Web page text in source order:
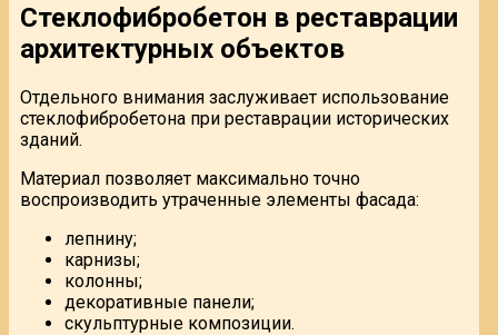
Стеклофибробетон в реставрации
архитектурных объектов
Отдельного внимания заслуживает использование
стеклофибробетона при реставрации исторических
зданий.
Материал позволяет максимально точно
воспроизводить утраченные элементы фасада:
лепнину;
карнизы;
колонны;
декоративные панели;
скульптурные композиции.